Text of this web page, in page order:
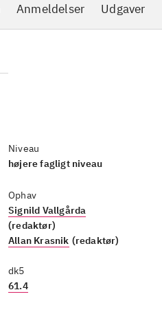
Anmeldelser Udgaver
Niveau
højere fagligt niveau
Ophav
Signild Vallgårda
(redaktør)
Allan Krasnik (redaktør)
dk5
61.4